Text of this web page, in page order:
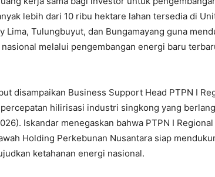
lebih dari 10 ribu hektare lahan tersedia di
Lima, Tulungbuyut, dan Bungamayang guna
melalui pengembangan energi baru
disampaikan Business Support Head PTPN I
hilirisasi industri singkong yang
Iskandar menegaskan bahwa PTPN I
Holding Perkebunan Nusantara siap
ketahanan energi nasional.